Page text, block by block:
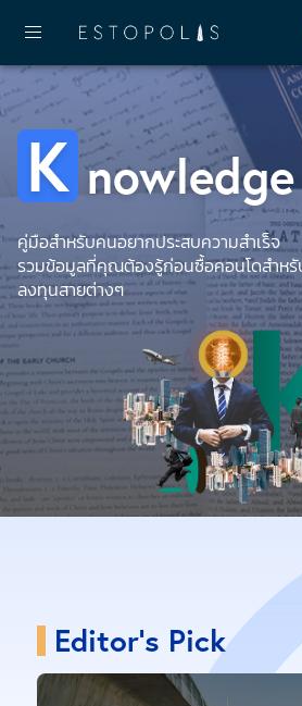
Home Knowledge All about
K nowledge
คู่มือสำหรับคนอยากประสบความสำเร็จ
รวมข้อมูลที่คุณต้องรู้ก่อนซื้อคอนโดสำหรั
ลงทุนสายต่างๆ
Editor's Pick